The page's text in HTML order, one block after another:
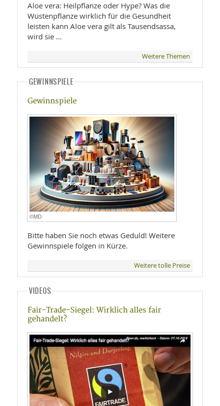
Aloe vera: Heilpflanze oder Hype? Was die
Wüstenpflanze wirklich für die Gesundheit
leisten kann Aloe vera gilt als Tausendsassa,
wird sie …
Weitere Themen
GEWINNSPIELE
Gewinnspiele
©MD
Bitte haben Sie noch etwas Geduld! Weitere
Gewinnspiele folgen in Kürze.
Weitere tolle Preise
VIDEOS
Fair-Trade-Siegel: Wirklich alles fair
gehandelt?